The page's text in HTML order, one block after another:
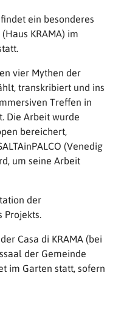
ein besonderes
KRAMA) im
vier Mythen der
transkribiert und ins
Treffen in
Die Arbeit wurde
bereichert,
(Venedig
um seine Arbeit
der
Projekts.
Casa di KRAMA (bei
der Gemeinde
im Garten statt, sofern